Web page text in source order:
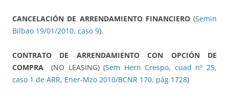
CANCELACIÓN DE ARRENDAMIENTO FINANCIERO(Semin
Bilbao 19/01/2010, caso 9).
CONTRATO DE ARRENDAMIENTO CON OPCIÓN DE
COMPRA
(NO LEASING) (Sem Hern Crespo, cuad nº 25,
caso 1 de ARR, Ener-Mzo 2010/BCNR 170, pág 1728)